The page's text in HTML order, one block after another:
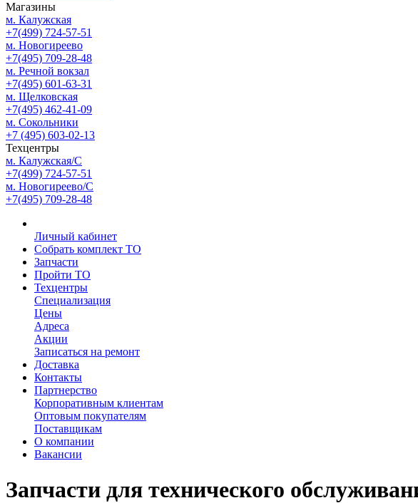
Магазины
м. Калужская
+7(499) 724-57-51
м. Новогиреево
+7(495) 709-28-48
м. Речной вокзал
+7(495) 601-63-31
м. Щелковская
+7(495) 462-41-09
м. Сокольники
+7 (495) 603-02-13
Техцентры
м. Калужская/С
+7(499) 724-57-51
м. Новогиреево/С
+7(495) 709-28-48
Личный кабинет
Собрать комплект ТО
Запчасти
Пройти ТО
Техцентры
Специализация
Цены
Адреса
Акции
Записаться на ремонт
Доставка
Контакты
Партнерство
Корпоративным клиентам
Оптовым покупателям
Поставщикам
О компании
Вакансии
Запчасти для технического